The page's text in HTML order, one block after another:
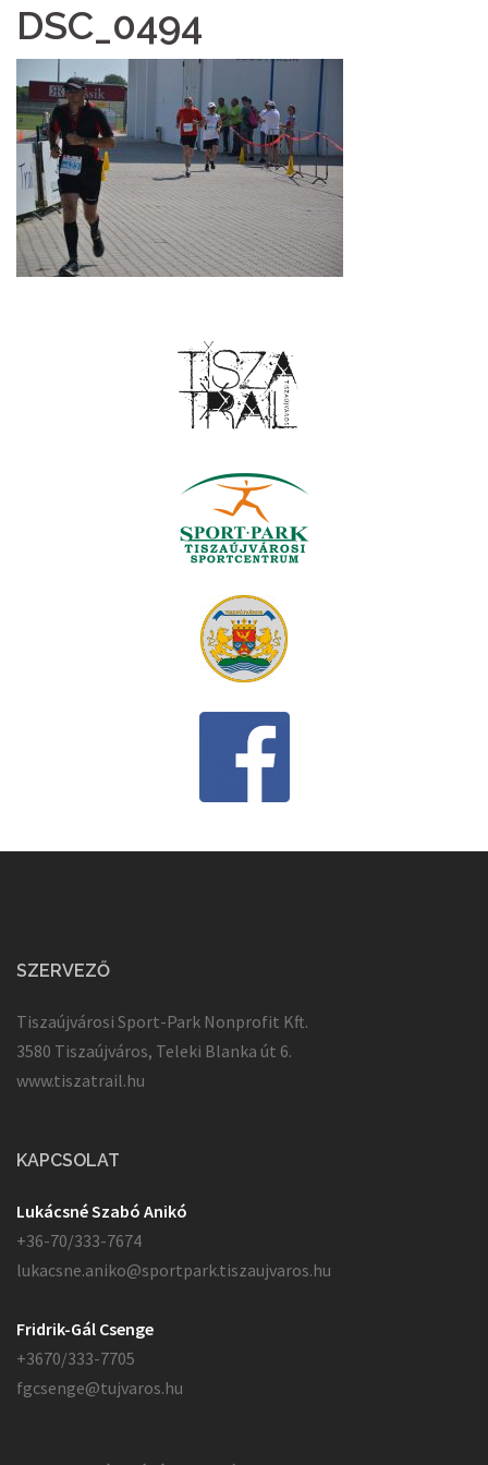
DSC_0494
SZERVEZŐ
Tiszaújvárosi Sport-Park Nonprofit Kft.
3580 Tiszaújváros, Teleki Blanka út 6.
www.tiszatrail.hu
KAPCSOLAT
Lukácsné Szabó Anikó
+36-70/333-7674
lukacsne.aniko@sportpark.tiszaujvaros.hu
Fridrik-Gál Csenge
+3670/333-7705
fgcsenge@tujvaros.hu